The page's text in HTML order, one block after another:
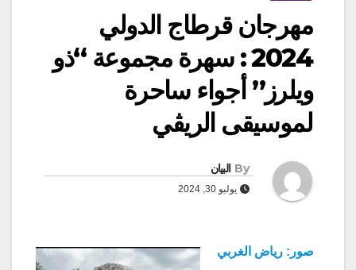
مهرجان قرطاج الدولي
2024 : سهرة مجموعة “ذو
ويلرز” أجواء ساحرة
لموسيقى الريڤي
By البيان
يوليو 30, 2024
صور: رياض الغربي